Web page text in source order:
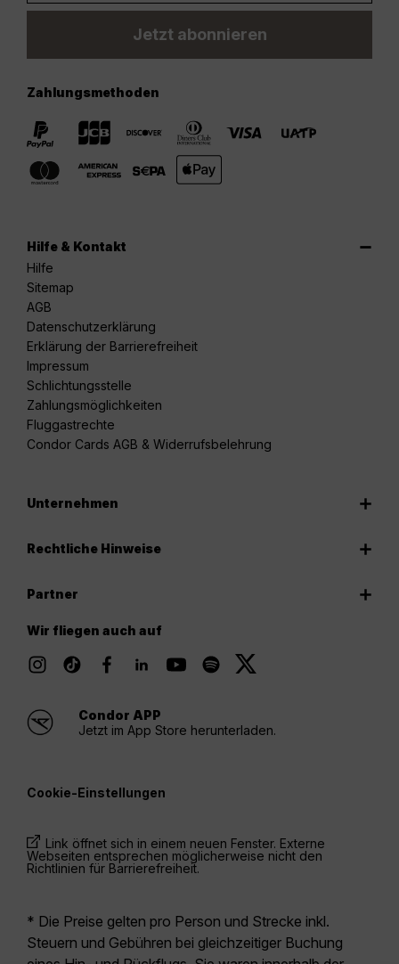
Jetzt abonnieren
Zahlungsmethoden
Hilfe & Kontakt
Hilfe
Sitemap
AGB
Datenschutzerklärung
Erklärung der Barrierefreiheit
Impressum
Schlichtungsstelle
Zahlungsmöglichkeiten
Fluggastrechte
Condor Cards AGB & Widerrufsbelehrung
Unternehmen
Rechtliche Hinweise
Partner
Wir fliegen auch auf
Condor APP
Jetzt im App Store herunterladen.
Cookie-Einstellungen
Link öffnet sich in einem neuen Fenster. Externe
Webseiten entsprechen möglicherweise nicht den
Richtlinien für Barrierefreiheit.
* Die Preise gelten pro Person und Strecke inkl.
Steuern und Gebühren bei gleichzeitiger Buchung